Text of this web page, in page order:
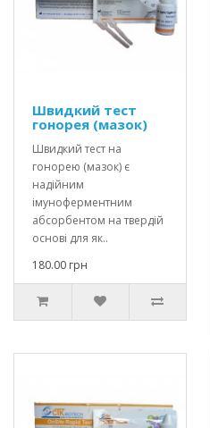
Швидкий тест
гонорея (мазок)
Швидкий тест на
гонорею (мазок) є
надійним
імуноферментним
абсорбентом на твердій
основі для як..
180.00 грн